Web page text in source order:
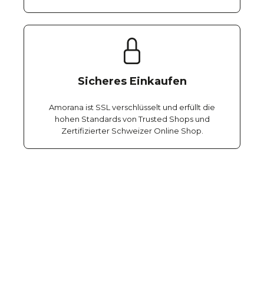
Sicheres Einkaufen
Amorana ist SSL verschlüsselt und erfüllt die
hohen Standards von Trusted Shops und
Zertifizierter Schweizer Online Shop.